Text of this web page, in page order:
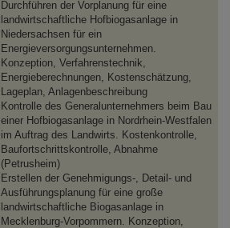
Durchführen der Vorplanung für eine
landwirtschaftliche Hofbiogasanlage in
Niedersachsen für ein
Energieversorgungsunternehmen.
Konzeption, Verfahrenstechnik,
Energieberechnungen, Kostenschätzung,
Lageplan, Anlagenbeschreibung
Kontrolle des Generalunternehmers beim Bau
einer Hofbiogasanlage in Nordrhein-Westfalen
im Auftrag des Landwirts. Kostenkontrolle,
Baufortschrittskontrolle, Abnahme
(Petrusheim)
Erstellen der Genehmigungs-, Detail- und
Ausführungsplanung für eine große
landwirtschaftliche Biogasanlage in
Mecklenburg-Vorpommern. Konzeption,